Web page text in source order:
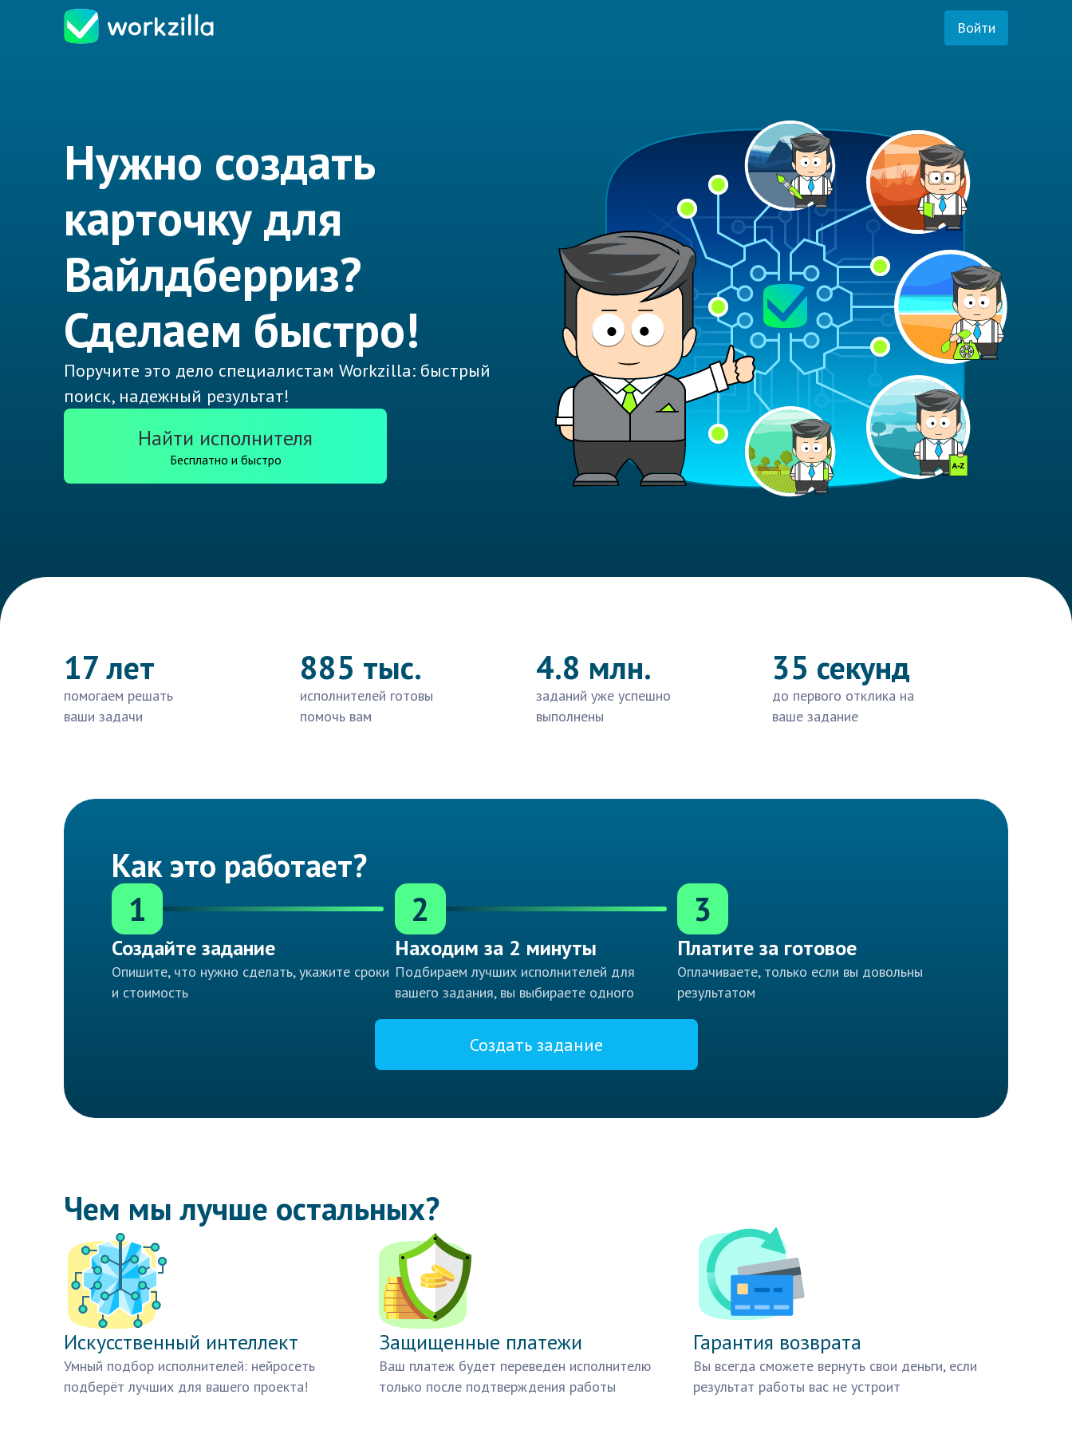
Войти
Нужно создать
карточку для
Вайлдберриз?
Сделаем быстро!
Поручите это дело специалистам Workzilla: быстрый
поиск, надежный результат!
Найти исполнителя
Бесплатно и быстро
17 лет
помогаем решать
ваши задачи
885 тыс.
исполнителей готовы
помочь вам
4.8 млн.
заданий уже успешно
выполнены
35 секунд
до первого отклика на
ваше задание
Как это работает?
1
Создайте задание
Опишите, что нужно сделать, укажите сроки
и стоимость
2
Находим за 2 минуты
Подбираем лучших исполнителей для
вашего задания, вы выбираете одного
3
Платите за готовое
Оплачиваете, только если вы довольны
результатом
Создать задание
Чем мы лучше остальных?
Искусственный интеллект
Умный подбор исполнителей: нейросеть
подберёт лучших для вашего проекта!
Защищенные платежи
Ваш платеж будет переведен исполнителю
только после подтверждения работы
Гарантия возврата
Вы всегда сможете вернуть свои деньги, если
результат работы вас не устроит